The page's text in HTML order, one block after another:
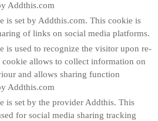
Addthis.com
is set by Addthis.com. This cookie is
of links on social media platforms.
is used to recognize the visitor upon re-
cookie allows to collect information on
and allows sharing function
Addthis.com
is set by the provider Addthis. This
for social media sharing tracking